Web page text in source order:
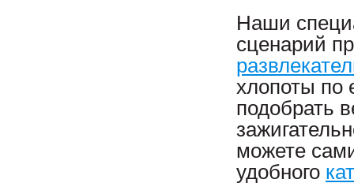
Наши
сценарий
хлопоты по
подобрать
можете
удобного